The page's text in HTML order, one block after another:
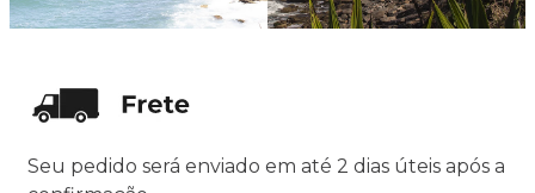
Seu pedido será enviado em até 2 dias úteis após a